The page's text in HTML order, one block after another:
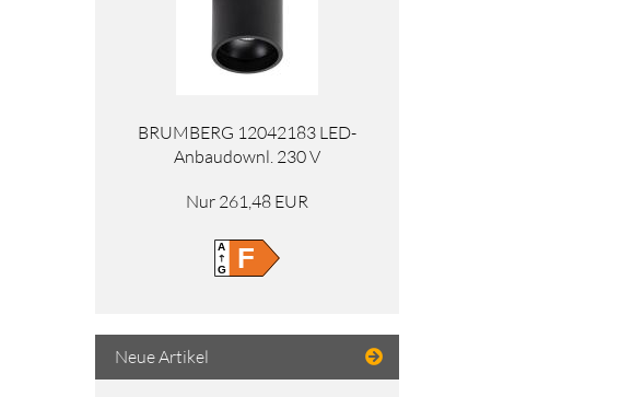
BRUMBERG 12042183 LED-
Anbaudownl. 230 V
Nur 261,48 EUR
A
G
F
Neue Artikel